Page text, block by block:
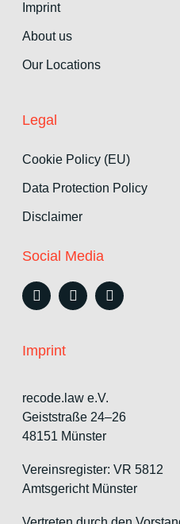
Imprint
About us
Our Locations
Legal
Cookie Policy (EU)
Data Protection Policy
Disclaimer
Social Media
Imprint
recode.law e.V.
Geiststraße 24–26
48151 Münster
Vereinsregister: VR 5812
Amtsgericht Münster